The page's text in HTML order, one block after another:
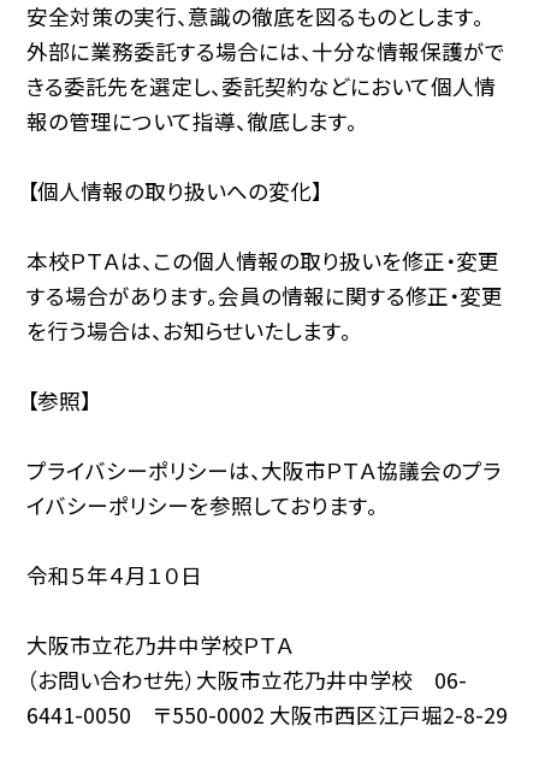
安全対策の実行、意識の徹底を図るものとします。
外部に業務委託する場合には、十分な情報保護がで
きる委託先を選定し、委託契約などにおいて個人情
報の管理について指導、徹底します。
【個人情報の取り扱いへの変化】
本校ＰＴＡは、この個人情報の取り扱いを修正・変更
する場合があります。会員の情報に関する修正・変更
を行う場合は、お知らせいたします。
【参照】
プライバシーポリシーは、大阪市ＰＴＡ協議会のプラ
イバシーポリシーを参照しております。
令和５年４月１０日
大阪市立花乃井中学校ＰＴＡ
（お問い合わせ先）大阪市立花乃井中学校 06-
6441-0050 〒550-0002 大阪市西区江戸堀2-8-29